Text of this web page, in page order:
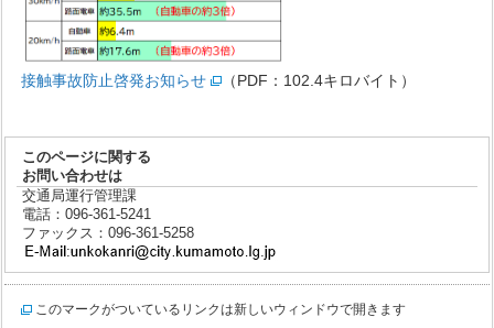
接触事故防止啓発お知らせ （PDF：102.4キロバイト）
このページに関する
お問い合わせは
交通局運行管理課
電話：096-361-5241
ファックス：096-361-5258
このマークがついているリンクは新しいウィンドウで開きます